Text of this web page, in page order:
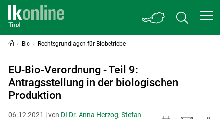
Bio Rechtsgrundlagen für Biobetriebe
EU-Bio-Verordnung - Teil 9:
Antragsstellung in der biologischen
Produktion
06.12.2021 | von DI Dr. Anna Herzog, Stefan